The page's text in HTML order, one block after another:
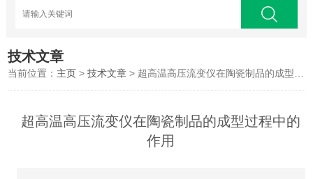
技术文章
当前位置： 主页 >技术文章 > 超高温高压流变仪在陶瓷制品的成型过程中的作用
超高温高压流变仪在陶瓷制品的成型过程中的
作用